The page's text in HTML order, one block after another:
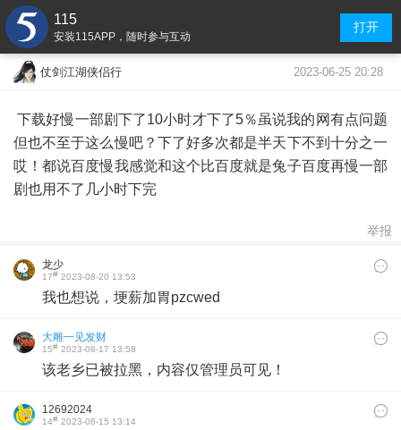
115
安装115APP，随时参与互动
打开
仗剑江湖侠侣行 2023-06-25 20:28
下载好慢一部剧下了10小时才下了5％虽说我的网有点问题
但也不至于这么慢吧？下了好多次都是半天下不到十分之一
哎！都说百度慢我感觉和这个比百度就是兔子百度再慢一部
剧也用不了几小时下完
举报
龙少
17# 2023-08-20 13:53
我也想说，埂薪加胃pzcwed
大雕一见发财
15# 2023-08-17 13:58
该老乡已被拉黑，内容仅管理员可见！
12692024
14# 2023-08-15 13:14